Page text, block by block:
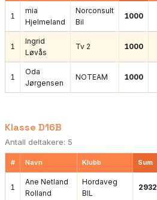
1
mia
Hjelmeland
Norconsult
Bil
1000
1
Ingrid
Løvås
Tv 2 1000
1
Oda
Jørgensen
NOTEAM 1000
Klasse D16B
Antall deltakere: 5
# Navn Klubb Sum
1
Ane Netland
Rolland
Hordaveg
BIL
2932